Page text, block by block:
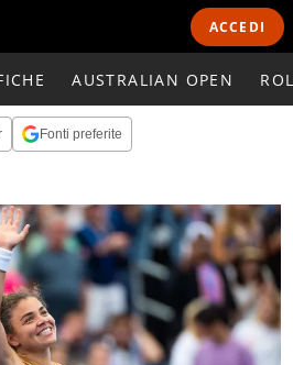
ACCEDI
AUSTRALIAN OPEN
Fonti preferite